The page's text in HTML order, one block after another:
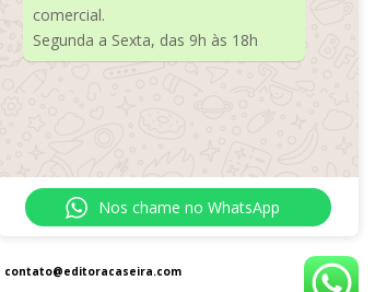
contato@editoracaseira.com
comercial.
Segunda a Sexta, das 9h às 18h
Nos chame no WhatsApp